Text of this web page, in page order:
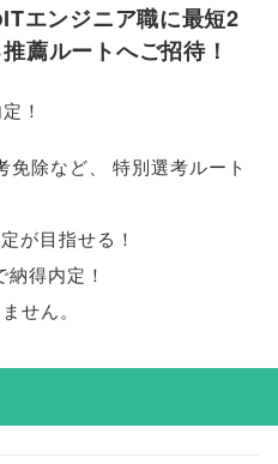
エンジニア職に最短2
薦ルートへご招待！
！
免除など、
特別選考ルート
が目指せる！
得内定！
せん。